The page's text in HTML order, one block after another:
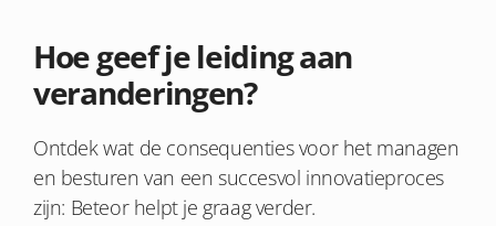
Hoe geef je leiding aan
veranderingen?
Ontdek wat de consequenties voor het managen
en besturen van een succesvol innovatieproces
zijn: Beteor helpt je graag verder.